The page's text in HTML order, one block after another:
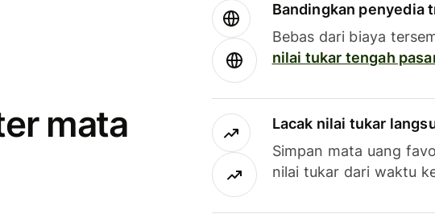
mata
Bandingkan penyedia
Bebas dari biaya
nilai tukar tengah
Lacak nilai tukar
Simpan mata uang
nilai tukar dari waktu